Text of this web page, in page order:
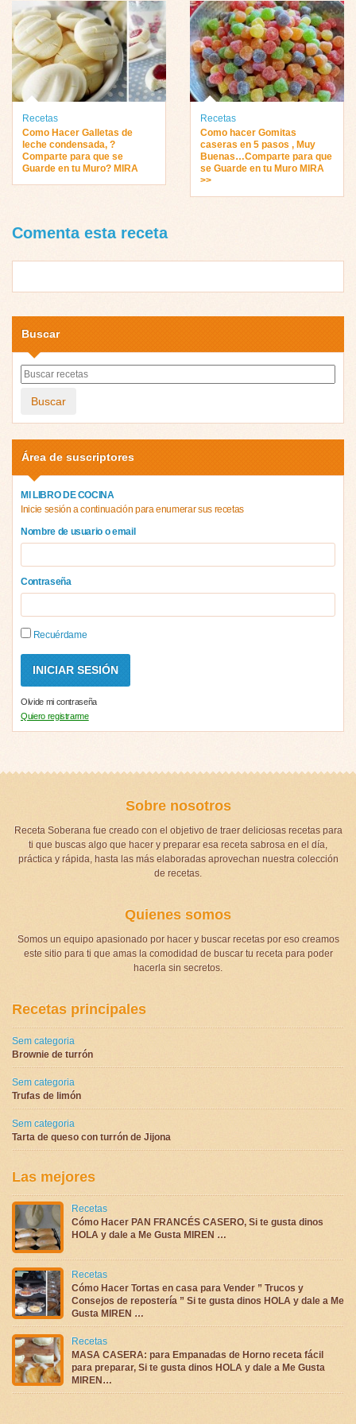
Recetas
Como Hacer Galletas de
leche condensada, ?
Comparte para que se
Guarde en tu Muro? MIRA
Recetas
Como hacer Gomitas
caseras en 5 pasos , Muy
Buenas…Comparte para que
se Guarde en tu Muro MIRA
>>
Comenta esta receta
Buscar
Buscar
Área de suscriptores
MI LIBRO DE COCINA
Inicie sesión a continuación para enumerar sus recetas
Nombre de usuario o email
Contraseña
Recuérdame
Olvide mi contraseña
Quiero registrarme
Sobre nosotros
Receta Soberana fue creado con el objetivo de traer deliciosas recetas para
ti que buscas algo que hacer y preparar esa receta sabrosa en el día,
práctica y rápida, hasta las más elaboradas aprovechan nuestra colección
de recetas.
Quienes somos
Somos un equipo apasionado por hacer y buscar recetas por eso creamos
este sitio para ti que amas la comodidad de buscar tu receta para poder
hacerla sin secretos.
Recetas principales
Sem categoria
Brownie de turrón
Sem categoria
Trufas de limón
Sem categoria
Tarta de queso con turrón de Jijona
Las mejores
Recetas
Cómo Hacer PAN FRANCÉS CASERO, Si te gusta dinos
HOLA y dale a Me Gusta MIREN …
Recetas
Cómo Hacer Tortas en casa para Vender ” Trucos y
Consejos de repostería ” Si te gusta dinos HOLA y dale a Me
Gusta MIREN …
Recetas
MASA CASERA: para Empanadas de Horno receta fácil
para preparar, Si te gusta dinos HOLA y dale a Me Gusta
MIREN…